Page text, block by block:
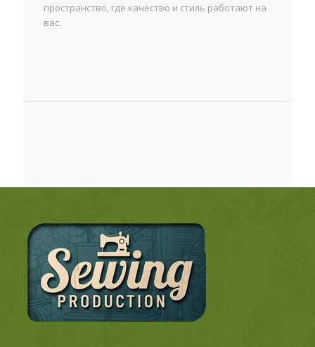
пространство, где качество и стиль работают на
вас.